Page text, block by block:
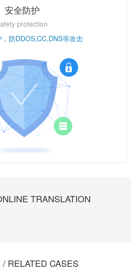
安全防护
protection
防DDOS,CC,DNS等攻击
TRANSLATION
RELATED CASES